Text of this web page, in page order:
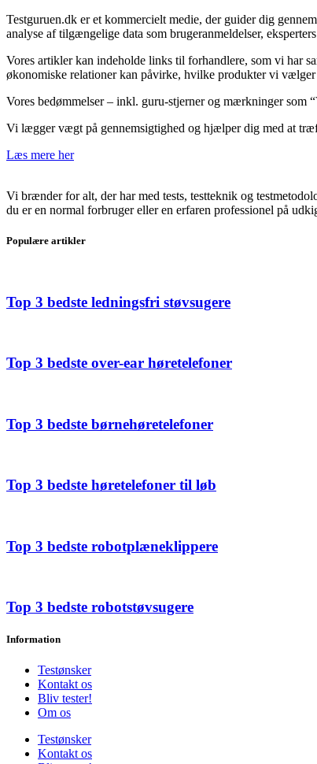
⁦Testguruen.dk⁩ er et kommercielt medie, der guider dig
analyse af tilgængelige data som brugeranmeldelser,
Vores artikler kan indeholde links til forhandlere, som vi har
økonomiske relationer kan påvirke, hvilke produkter vi
Vores bedømmelser – inkl. guru-stjerner og mærkninger som
Vi lægger vægt på gennemsigtighed og hjælper dig med at
Læs mere her
Vi brænder for alt, der har med tests, testteknik og
du er en normal forbruger eller en erfaren professionel på
Populære artikler
Top 3 bedste ledningsfri støvsugere
Top 3 bedste over-ear høretelefoner
Top 3 bedste børnehøretelefoner
Top 3 bedste høretelefoner til løb
Top 3 bedste robotplæneklippere
Top 3 bedste robotstøvsugere
Information
Testønsker
Kontakt os
Bliv tester!
Om os
Testønsker
Kontakt os